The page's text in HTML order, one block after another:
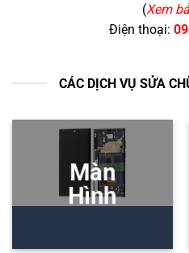
(Xem
Điện thoại:
CÁC DỊCH VỤ SỬA
Màn
Hình